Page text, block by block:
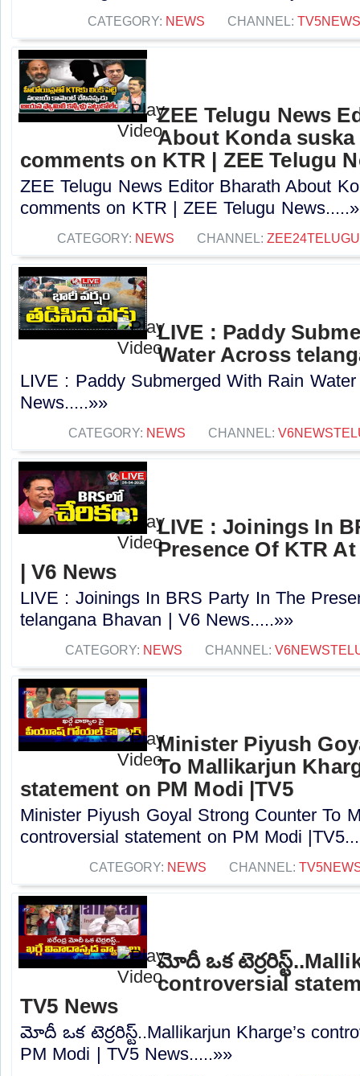
CATEGORY: NEWS CHANNEL: TV5NEWS
ZEE Telugu News
About Konda
comments on KTR | ZEE Telugu
ZEE Telugu News Editor Bharath About
comments on KTR | ZEE Telugu
CATEGORY: NEWS CHANNEL:
LIVE : Paddy
Water Across
LIVE : Paddy Submerged With Rain
News.....»»
CATEGORY: NEWS CHANNEL:
LIVE : Joinings In
Presence Of KTR
| V6 News
LIVE : Joinings In BRS Party In The
telangana Bhavan | V6 News.....»»
CATEGORY: NEWS CHANNEL:
Minister Piyush
To Mallikarjun
statement on PM Modi |TV5
Minister Piyush Goyal Strong Counter To
controversial statement on PM Modi
CATEGORY: NEWS CHANNEL:
మోదీ ఒక
controversial
TV5 News
మోదీ ఒక టెర్రరిస్ట్..Mallikarjun Kharge’s
PM Modi | TV5 News.....»»